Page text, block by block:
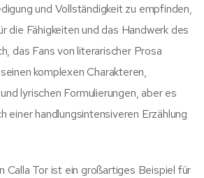
und Vollständigkeit zu empfinden,
die Fähigkeiten und das Handwerk des
das Fans von literarischer Prosa
komplexen Charakteren,
lyrischen Formulierungen, aber es
einer handlungsintensiveren Erzählung
Calla Tor ist ein großartiges Beispiel für